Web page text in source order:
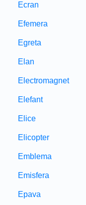
Ecran
Efemera
Egreta
Elan
Electromagnet
Elefant
Elice
Elicopter
Emblema
Emisfera
Epava